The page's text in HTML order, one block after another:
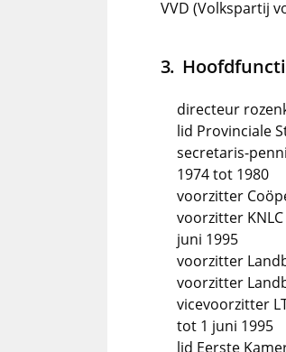
VVD (Volkspartij
directeur
lid Provinciale
secretaris-
1974 tot 1980
voorzitter
voorzitter
juni 1995
voorzitter
voorzitter
vicevoorzitter
tot 1 juni 1995
lid Eerste